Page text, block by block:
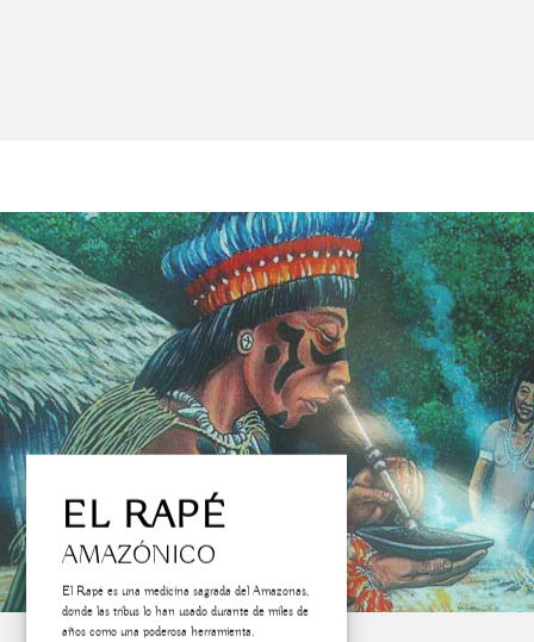
EL RAPÉ
AMAZÓNICO
El Rapé es una medicina sagrada del Amazonas,
donde las tribus lo han usado durante de miles de
años como una poderosa herramienta.